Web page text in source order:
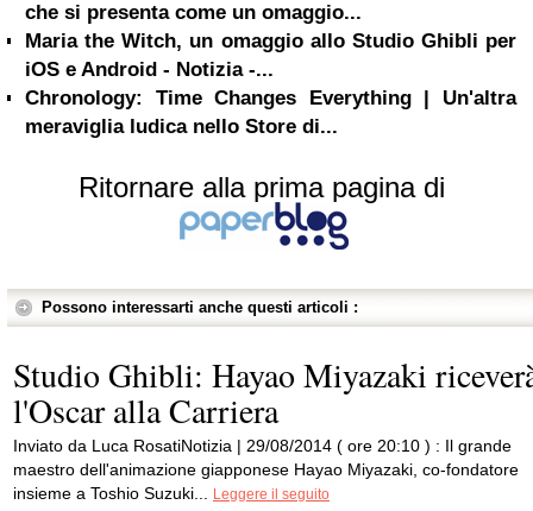
che si presenta come un omaggio...
Maria the Witch, un omaggio allo Studio Ghibli per
iOS e Android - Notizia -...
Chronology: Time Changes Everything | Un'altra
meraviglia ludica nello Store di...
Ritornare alla prima pagina di
Possono interessarti anche questi articoli :
Studio Ghibli: Hayao Miyazaki
l'Oscar alla Carriera
Inviato da Luca RosatiNotizia | 29/08/2014 ( ore 20:10 ) : Il grande
maestro dell'animazione giapponese Hayao Miyazaki, co-fondatore
insieme a Toshio Suzuki...
Leggere il seguito